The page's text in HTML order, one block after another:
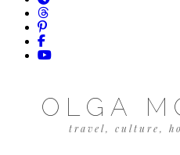
OLGA
travel, culture,